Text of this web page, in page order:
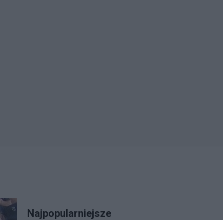
Najpopularniejsze